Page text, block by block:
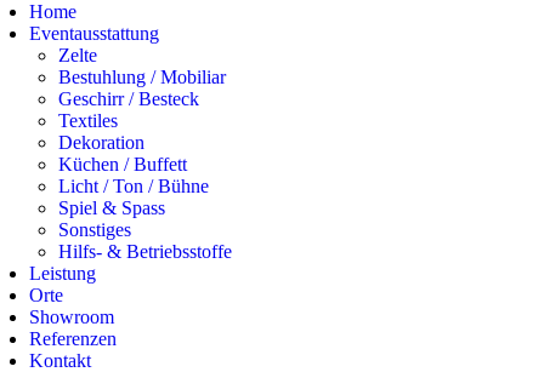
Home
Eventausstattung
Zelte
Bestuhlung / Mobiliar
Geschirr / Besteck
Textiles
Dekoration
Küchen / Buffett
Licht / Ton / Bühne
Spiel & Spass
Sonstiges
Hilfs- & Betriebsstoffe
Leistung
Orte
Showroom
Referenzen
Kontakt